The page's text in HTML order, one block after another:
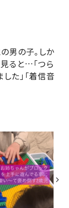
男の子。しか
ると…「つら
た」「着信音